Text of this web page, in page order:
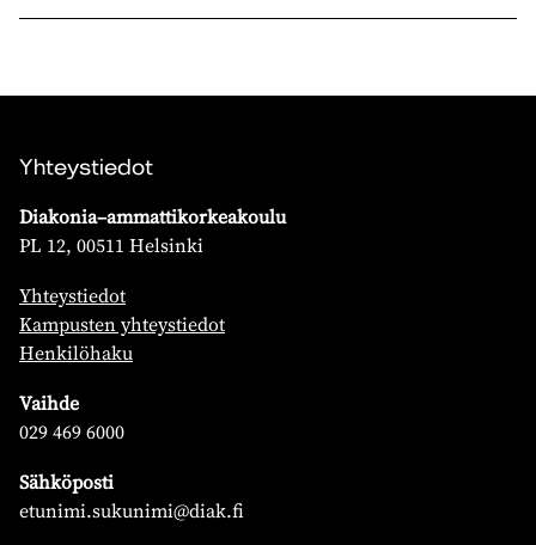
Yhteystiedot
Diakonia–ammattikorkeakoulu
PL 12, 00511 Helsinki
Yhteystiedot
Kampusten yhteystiedot
Henkilöhaku
Vaihde
029 469 6000
Sähköposti
etunimi.sukunimi@diak.fi